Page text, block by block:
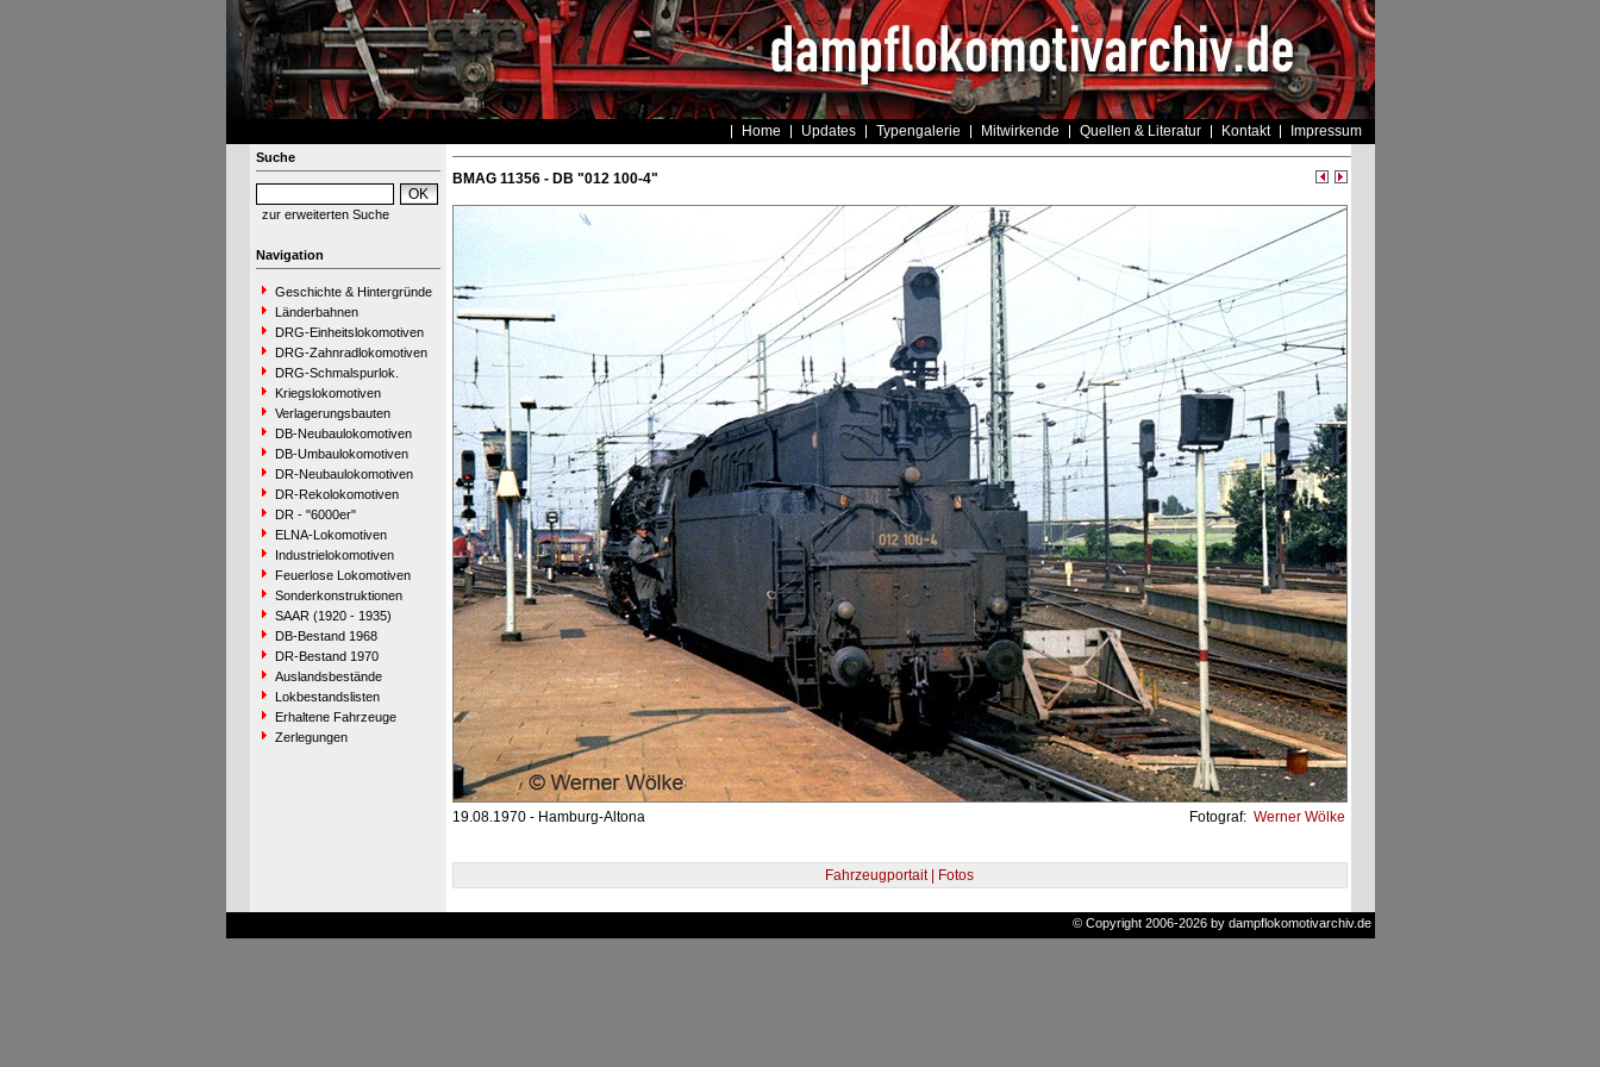
Home Updates Typengalerie Mitwirkende Quellen & Literatur Kontakt Impressum
Suche
zur erweiterten Suche
Navigation
Geschichte & Hintergründe
Länderbahnen
DRG-Einheitslokomotiven
DRG-Zahnradlokomotiven
DRG-Schmalspurlok.
Kriegslokomotiven
Verlagerungsbauten
DB-Neubaulokomotiven
DB-Umbaulokomotiven
DR-Neubaulokomotiven
DR-Rekolokomotiven
DR - "6000er"
ELNA-Lokomotiven
Industrielokomotiven
Feuerlose Lokomotiven
Sonderkonstruktionen
SAAR (1920 - 1935)
DB-Bestand 1968
DR-Bestand 1970
Auslandsbestände
Lokbestandslisten
Erhaltene Fahrzeuge
Zerlegungen
BMAG 11356 - DB "012 100-4"
19.08.1970 - Hamburg-Altona Fotograf: Werner Wölke
Fahrzeugportait | Fotos
© Copyright 2006-2026 by dampflokomotivarchiv.de